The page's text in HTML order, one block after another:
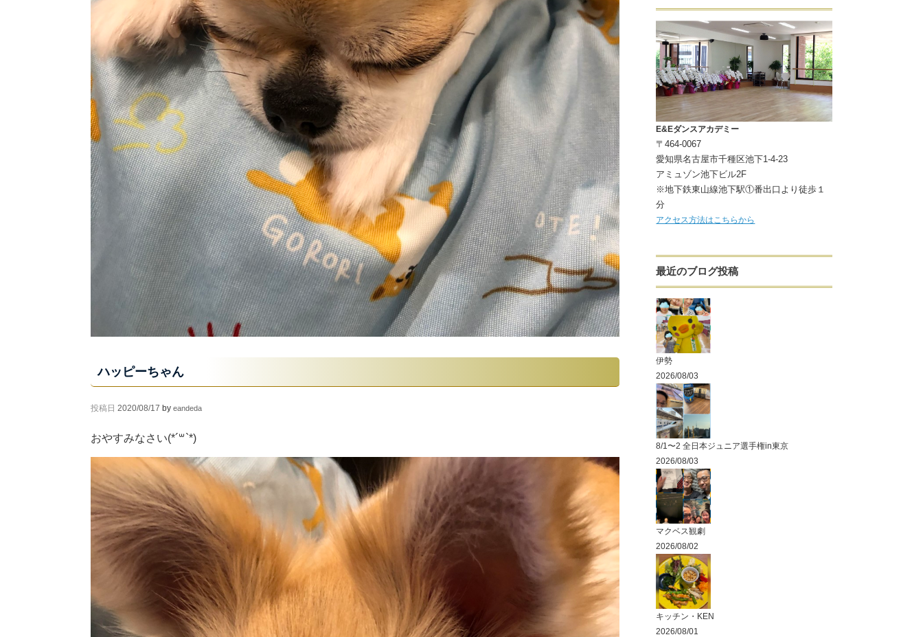
ハッピーちゃん
投稿日 2020/08/17 by eandeda
おやすみなさい(*´꒳`*)
E&Eダンスアカデミー
〒464-0067
愛知県名古屋市千種区池下1-4-23
アミュゾン池下ビル2F
※地下鉄東山線池下駅①番出口より徒歩１
分
アクセス方法はこちらから
最近のブログ投稿
伊勢
2026/08/03
8/1〜2 全日本ジュニア選手権in東京
2026/08/03
マクベス観劇
2026/08/02
キッチン・KEN
2026/08/01